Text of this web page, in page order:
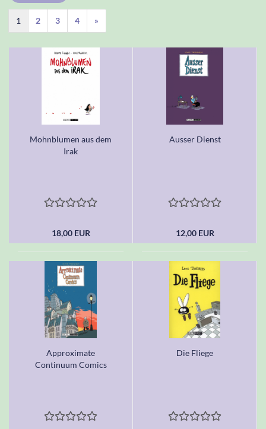
1 2 3 4 »
Mohnblumen aus dem
Irak
18,00 EUR
Ausser Dienst
12,00 EUR
Approximate
Continuum Comics
Die Fliege